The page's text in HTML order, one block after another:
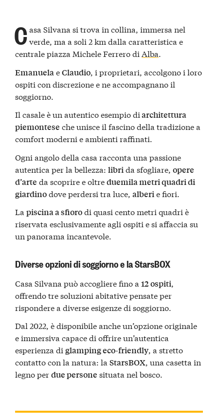
Casa Silvana si trova in collina, immersa nel
verde, ma a soli 2 km dalla caratteristica e
centrale piazza Michele Ferrero diAlba.
Emanuela eClaudio , i proprietari, accolgono i loro
ospiti con discrezione e ne accompagnano il
soggiorno.
Il casale è un autentico esempio diarchitettura
piemontese che unisce il fascino della tradizione a
comfort moderni e ambienti raffinati.
Ogni angolo della casa racconta una passione
autentica per la bellezza:librida sfogliare,opere
d’arte da scoprire e oltreduemila metri quadri di
giardinodove perdersi tra luce,alberie fiori.
Lapiscina a sfiorodi quasi cento metri quadri è
riservata esclusivamente agli ospiti e si affaccia su
un panorama incantevole.
Diverse opzioni di soggiorno e la StarsBOX
Casa Silvana può accogliere fino a12 ospiti
offrendo tre soluzioni abitative pensate per
rispondere a diverse esigenze di soggiorno.
Dal 2022, è disponibile anche un’opzione originale
e immersiva capace di offrire un’autentica
esperienza diglamping eco-friendly, a stretto
contatto con la natura: laStarsBOX, una casetta in
legno perdue persone situata nel bosco.